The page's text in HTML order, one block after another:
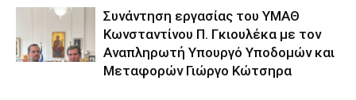
Συνάντηση εργασίας του ΥΜΑΘ
Κωνσταντίνου Π. Γκιουλέκα με τον
Αναπληρωτή Υπουργό Υποδομών και
Μεταφορών Γιώργο Κώτσηρα